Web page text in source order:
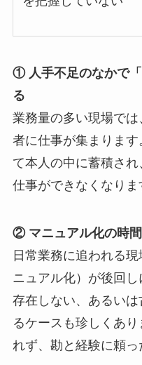
① 人手不足のなかで
る
業務量の多い現場で
者に仕事が集まりま
て本人の中に蓄積さ
仕事ができなくなりま
② マニュアル化の時
日常業務に追われる
ニュアル化）が後回
存在しない、あるい
るケースも珍しくあ
れず、勘と経験に頼っ